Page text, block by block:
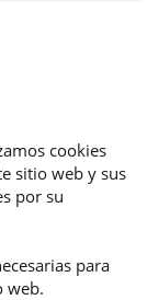
cookies
sitio web y sus
por su
para
web.